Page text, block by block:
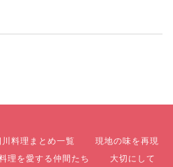
川料理まとめ一覧
現地の味を再現
理を愛する仲間たち
大切にして